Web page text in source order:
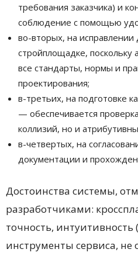
требования заказчика) и
соблюдение с помощью
во-вторых, на
стройплощадке,
все стандарты, нормы и
проектирования;
в-третьих, на подготовке
— обеспечивается
коллизий, но и
в-четвертых, на
документации и
Достоинства системы,
разработчиками:
точность,
инструменты сервиса, не